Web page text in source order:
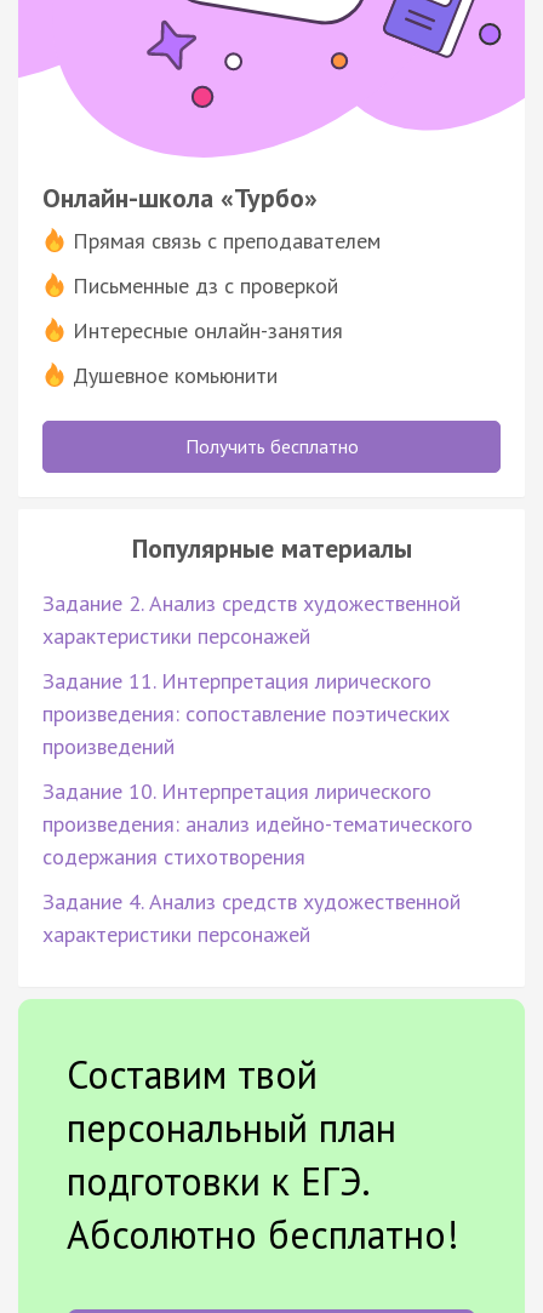
Онлайн-школа «Турбо»
Прямая связь с преподавателем
Письменные дз с проверкой
Интересные онлайн-занятия
Душевное комьюнити
Получить бесплатно
Популярные материалы
Задание 2. Анализ средств художественной
характеристики персонажей
Задание 11. Интерпретация лирического
произведения: сопоставление поэтических
произведений
Задание 10. Интерпретация лирического
произведения: анализ идейно-тематического
содержания стихотворения
Задание 4. Анализ средств художественной
характеристики персонажей
Составим твой
персональный план
подготовки к ЕГЭ.
Абсолютно бесплатно!